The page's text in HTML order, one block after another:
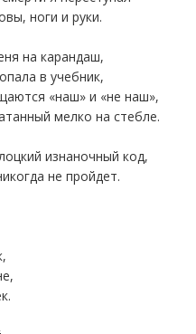
ноги и руки.
на карандаш,
в учебник,
«наш» и «не наш»,
мелко на стебле.
изнаночный код,
не пройдет.